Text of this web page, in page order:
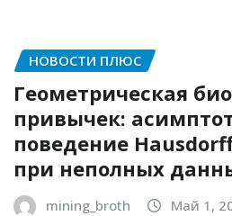
НОВОСТИ ПЛЮС
Геометрическая
привычек:
поведение
при неполных
mining_broth Май 1,